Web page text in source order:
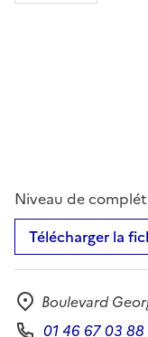
Niveau de
Télécharger la
Adresse
Boulevard
01 46 67 03 88